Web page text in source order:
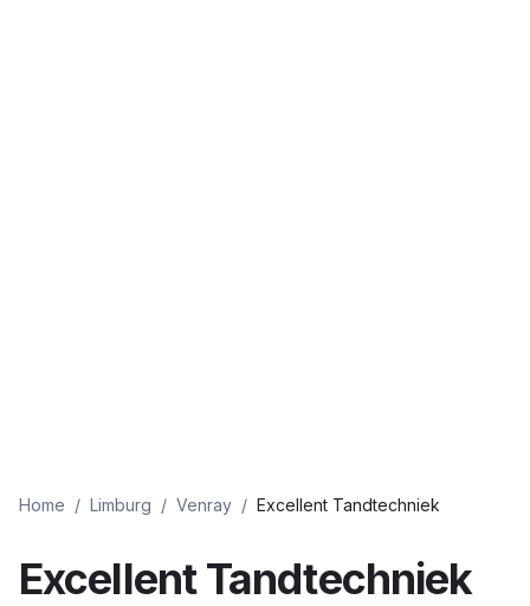
Home / Limburg / Venray / Excellent Tandtechniek
Excellent Tandtechniek